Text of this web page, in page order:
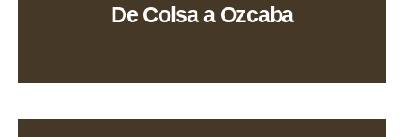
De Colsa a Ozcaba